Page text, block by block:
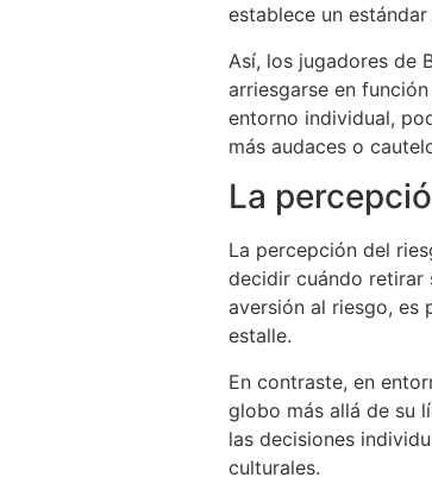
establece un
Así, los jugadores de
arriesgarse en
entorno individual,
más audaces o
La
La percepción del
decidir cuándo retirar
aversión al riesgo, es
estalle.
En contraste, en
globo más allá de su
las decisiones
culturales.